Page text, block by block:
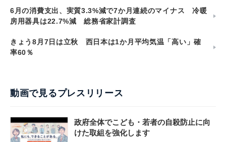
6月の消費支出、実質3.3%減で7か月連続のマイナス 冷暖
房用器具は22.7%減 総務省家計調査
きょう8月7日は立秋 西日本は1か月平均気温「高い」確
率60％
動画で見るプレスリリース
政府全体でこども・若者の自殺防止に向
けた取組を強化します